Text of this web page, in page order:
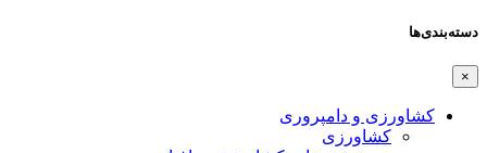
دسته‌بندی‌ها
×
کشاورزی و دامپروری
کشاورزی